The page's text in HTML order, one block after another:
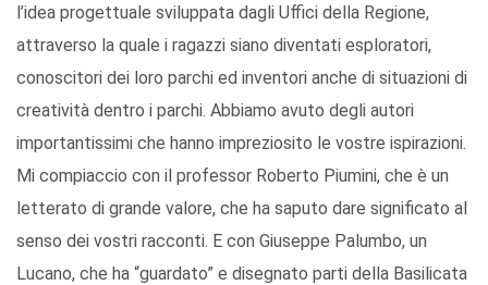
l’idea progettuale sviluppata dagli Uffici della Regione,
attraverso la quale i ragazzi siano diventati esploratori,
conoscitori dei loro parchi ed inventori anche di situazioni di
creatività dentro i parchi. Abbiamo avuto degli autori
importantissimi che hanno impreziosito le vostre ispirazioni.
Mi compiaccio con il professor Roberto Piumini, che è un
letterato di grande valore, che ha saputo dare significato al
senso dei vostri racconti. E con Giuseppe Palumbo, un
Lucano, che ha “guardato” e disegnato parti della Basilicata